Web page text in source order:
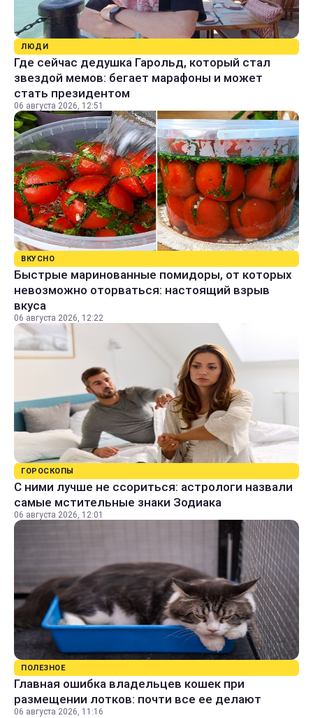
ЛЮДИ
Где сейчас дедушка Гарольд, который стал
звездой мемов: бегает марафоны и может
стать президентом
06 августа 2026, 12:51
ВКУСНО
Быстрые маринованные помидоры, от которых
невозможно оторваться: настоящий взрыв
вкуса
06 августа 2026, 12:22
ГОРОСКОПЫ
С ними лучше не ссориться: астрологи назвали
самые мстительные знаки Зодиака
06 августа 2026, 12:01
ПОЛЕЗНОЕ
Главная ошибка владельцев кошек при
размещении лотков: почти все ее делают
06 августа 2026, 11:16